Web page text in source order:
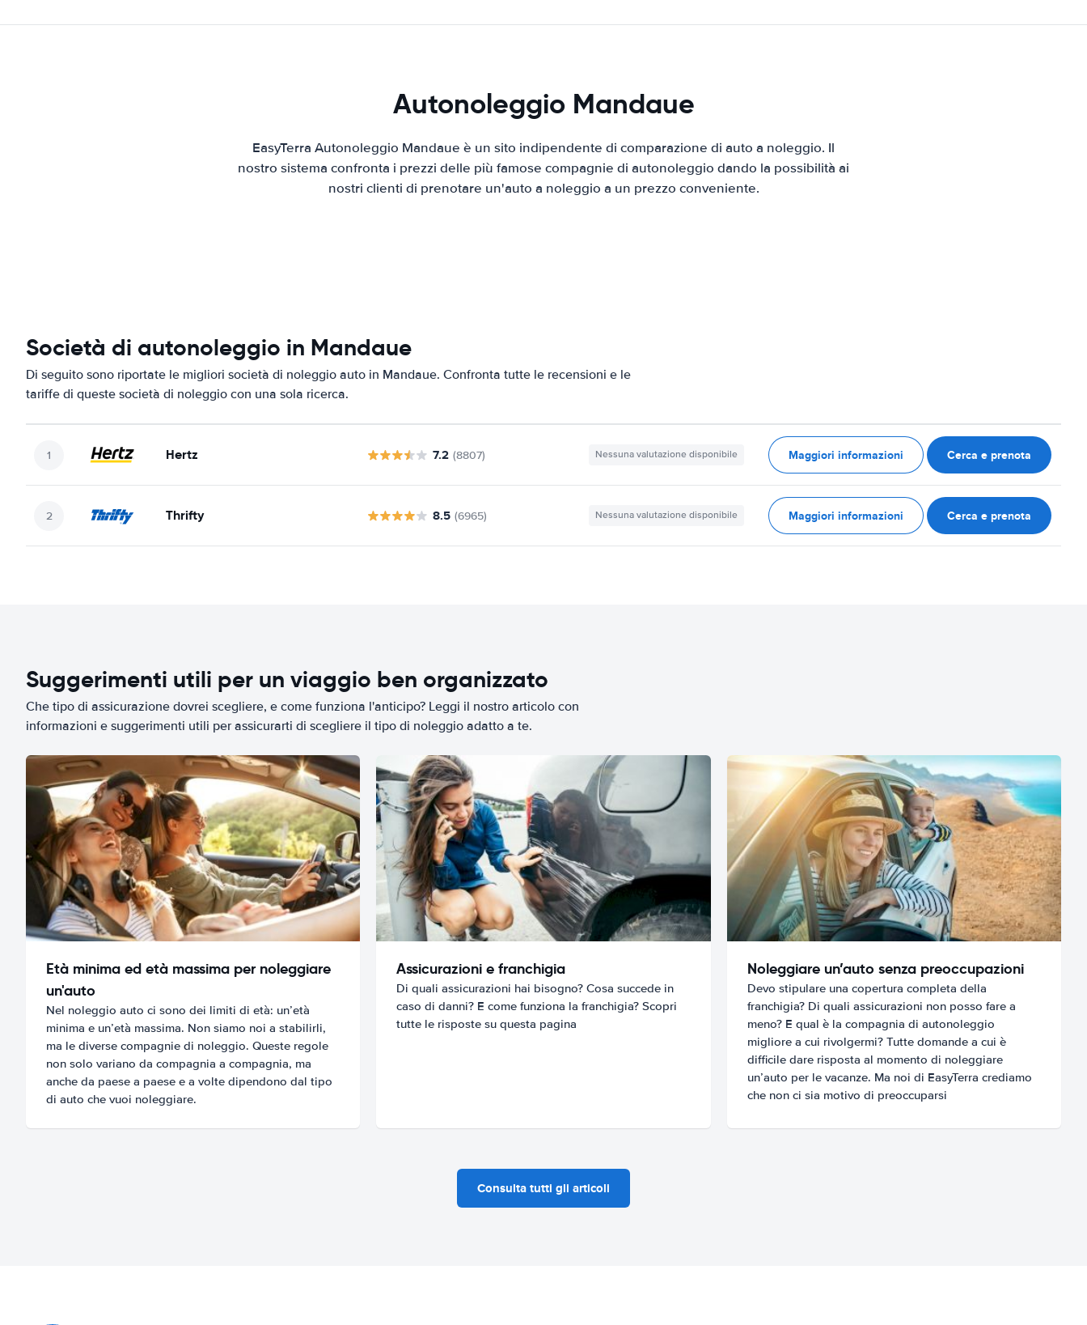
Autonoleggio Mandaue
EasyTerra Autonoleggio Mandaue è un sito indipendente di comparazione di auto a noleggio. Il
nostro sistema confronta i prezzi delle più famose compagnie di autonoleggio dando la possibilità ai
nostri clienti di prenotare un'auto a noleggio a un prezzo conveniente.
Società di autonoleggio in Mandaue
Di seguito sono riportate le migliori società di noleggio auto in Mandaue. Confronta tutte le recensioni e le
tariffe di queste società di noleggio con una sola ricerca.
Hertz 7.2 (8807) Nessuna valutazione disponibile Maggiori informazioni Cerca e prenota
Thrifty 8.5 (6965) Nessuna valutazione disponibile Maggiori informazioni Cerca e prenota
Suggerimenti utili per un viaggio ben organizzato
Che tipo di assicurazione dovrei scegliere, e come funziona l'anticipo? Leggi il nostro articolo con
informazioni e suggerimenti utili per assicurarti di scegliere il tipo di noleggio adatto a te.
Età minima ed età massima per noleggiare
un'auto
Nel noleggio auto ci sono dei limiti di età: un’età
minima e un’età massima. Non siamo noi a stabilirli,
ma le diverse compagnie di noleggio. Queste regole
non solo variano da compagnia a compagnia, ma
anche da paese a paese e a volte dipendono dal tipo
di auto che vuoi noleggiare.
Assicurazioni e franchigia
Di quali assicurazioni hai bisogno? Cosa succede in
caso di danni? E come funziona la franchigia? Scopri
tutte le risposte su questa pagina
Noleggiare un’auto senza preoccupazioni
Devo stipulare una copertura completa della
franchigia? Di quali assicurazioni non posso fare a
meno? E qual è la compagnia di autonoleggio
migliore a cui rivolgermi? Tutte domande a cui è
difficile dare risposta al momento di noleggiare
un’auto per le vacanze. Ma noi di EasyTerra crediamo
che non ci sia motivo di preoccuparsi
Consulta tutti gli articoli